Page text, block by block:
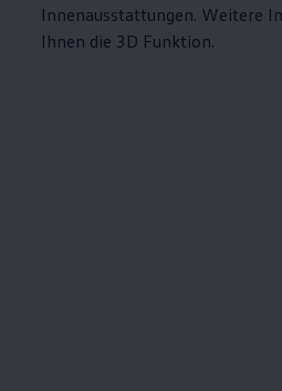
Innenausstattungen. Weitere
Ihnen die 3D Funktion.